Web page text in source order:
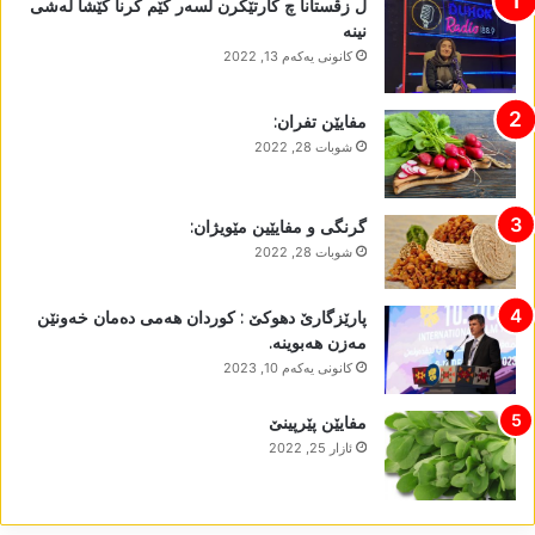
ل زڤستانا چ کارتێکرن لسەر کێم کرنا کێشا لەشی
نینە
كانونی یه‌كه‌م 13, 2022
مفایێن تفران:
شوبات 28, 2022
گرنگی و مفایێین مێویژان:
شوبات 28, 2022
پارێزگارێ دھوکێ : کوردان ھەمی دەمان خەونێن
مەزن ھەبوینە.
كانونی یه‌كه‌م 10, 2023
مفایێن پێرپینێ
ئازار 25, 2022